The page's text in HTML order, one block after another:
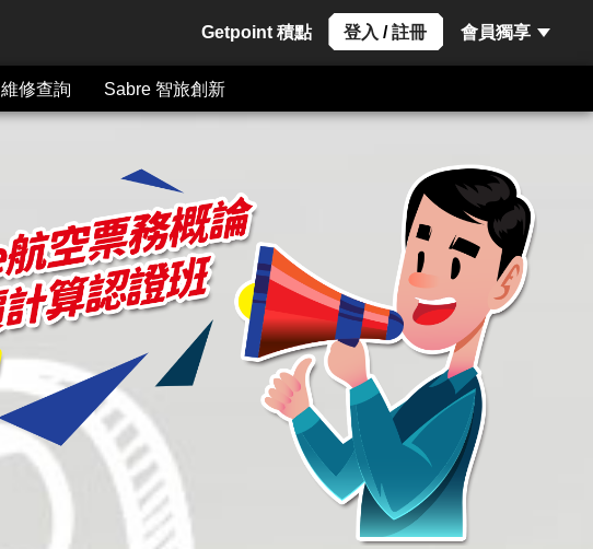
會員獨享
登入 /註冊
Getpoint 積點
維修查詢 Sabre 智旅創新